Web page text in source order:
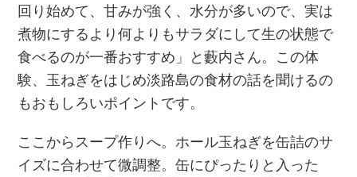
回り始めて、甘みが強く、水分が多いので、実は
煮物にするより何よりもサラダにして生の状態で
食べるのが一番おすすめ」と藪内さん。この体
験、玉ねぎをはじめ淡路島の食材の話を聞けるの
もおもしろいポイントです。
ここからスープ作りへ。ホール玉ねぎを缶詰のサ
イズに合わせて微調整。缶にぴったりと入った